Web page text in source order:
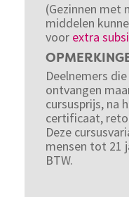
(Gezinnen met
middelen
voor extra
Deelnemers
ontvangen
cursusprijs, na
certificaat,
Deze
mensen tot 21
BTW.